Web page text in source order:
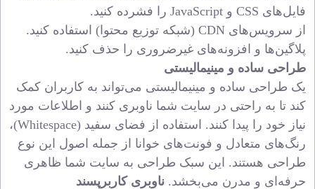
فایل‌های CSS و JavaScript را فشرده کنید.
از سرویس‌های CDN (شبکه توزیع محتوا) استفاده کنید.
پلاگین‌ها و افزونه‌های غیرضروری را حذف کنید.
طراحی ساده و مینیمالیستی
یک طراحی ساده و مینیمالیستی می‌تواند به کاربران کمک
کند تا به راحتی در سایت شما ناوبری کنند و اطلاعات مورد
نیاز خود را پیدا کنند. استفاده از فضای سفید (Whitespace)،
رنگ‌های متعادل و فونت‌های خوانا از جمله اصول این نوع
طراحی هستند. این سبک طراحی به سایت شما ظاهری
حرفه‌ای و مدرن می‌بخشد. ناوبری کاربرپسند